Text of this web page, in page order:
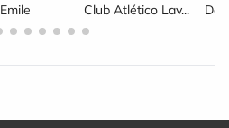
Emile Club Atlético Lav...